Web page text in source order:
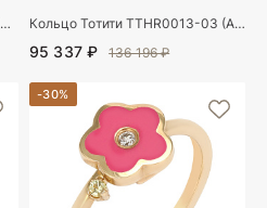
Кольцо Тотити TTHR0007-03 (Au 585) Кольцо Тотити TTHR0013-03 (Au 585)
95 337 ₽ 136 196 ₽
-30%